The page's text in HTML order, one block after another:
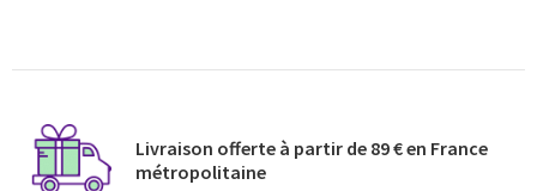
Livraison offerte à partir de 89 € en France
métropolitaine​